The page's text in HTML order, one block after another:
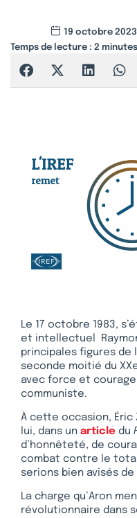
19 octobre 2023
Temps de lecture : 2 minutes
Le 17 octobre 1983,
et intellectuel
principales figures de
seconde moitié du
avec force et
communiste.
À cette occasion, Éric
lui, dans un article du
d’honnêteté, de
combat contre le
serions bien avisés
La charge qu’Aron
révolutionnaire dans